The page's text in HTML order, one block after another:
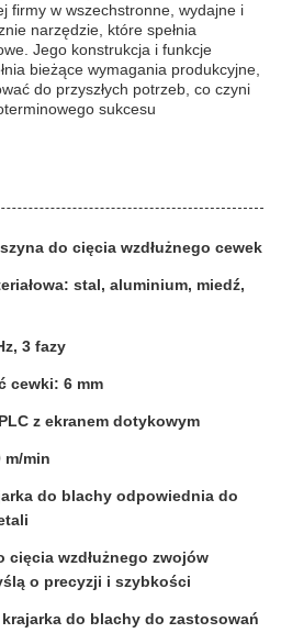
firmy w wszechstronne, wydajne i
narzędzie, które spełnia
Jego konstrukcja i funkcje
bieżące wymagania produkcyjne,
do przyszłych potrzeb, co czyni
sukcesu
do cięcia wzdłużnego cewek
stal, aluminium, miedź,
3 fazy
cewki: 6 mm
z ekranem dotykowym
m/min
do blachy odpowiednia do
cięcia wzdłużnego zwojów
o precyzji i szybkości
krajarka do blachy do zastosowań